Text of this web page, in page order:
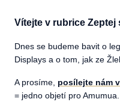
Vítejte v rubrice Zeptej
Dnes se budeme bavit o
Displays a o tom, jak ze
A prosíme, posílejte nám
= jedno objetí pro Amumua.